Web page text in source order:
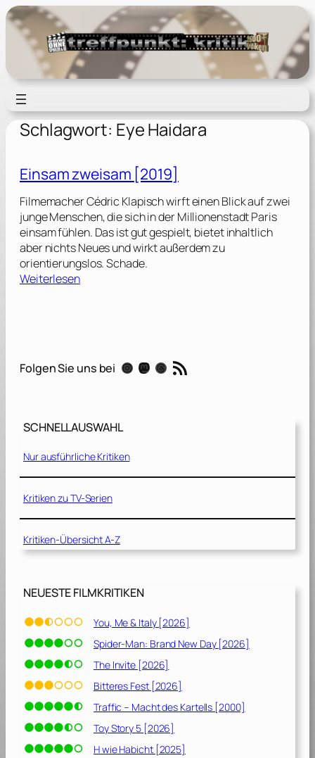
Zum
Inhalt
springen
Schlagwort: Eye Haidara
Einsam zweisam [2019]
Filmemacher Cédric Klapisch wirft einen Blick auf zwei
junge Menschen, die sich in der Millionenstadt Paris
einsam fühlen. Das ist gut gespielt, bietet inhaltlich
aber nichts Neues und wirkt außerdem zu
orientierungslos. Schade.
Weiterlesen:
m
i
a
m
[
1
9
Folgen Sie uns bei Instagram Mastodon Threads RSS-Feed
SCHNELLAUSWAHL
Nur ausführliche Kritiken
Kritiken zu TV-Serien
Kritiken-Übersicht A-Z
NEUESTE FILMKRITIKEN
You, Me & Italy [2026]
Spider-Man: Brand New Day [2026]
The Invite [2026]
Bitteres Fest [2026]
Traffic – Macht des Kartells [2000]
Toy Story 5 [2026]
H wie Habicht [2025]